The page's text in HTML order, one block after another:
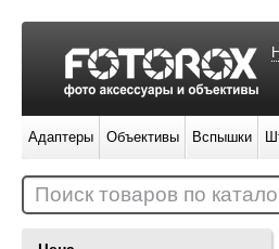
Адаптеры Объективы Вспышки
Поиск товаров по